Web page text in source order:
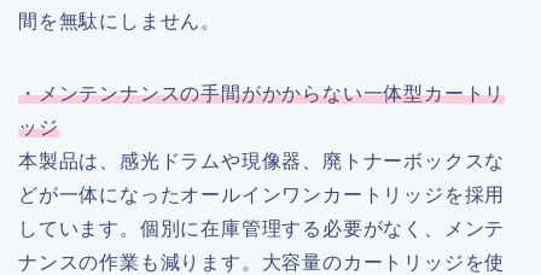
間を無駄にしません。
・メンテンナンスの手間がかからない一体型カートリ
ッジ
本製品は、感光ドラムや現像器、廃トナーボックスな
どが一体になったオールインワンカートリッジを採用
しています。個別に在庫管理する必要がなく、メンテ
ナンスの作業も減ります。大容量のカートリッジを使